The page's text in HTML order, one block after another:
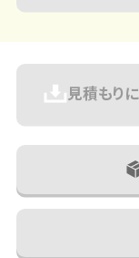
見積もり